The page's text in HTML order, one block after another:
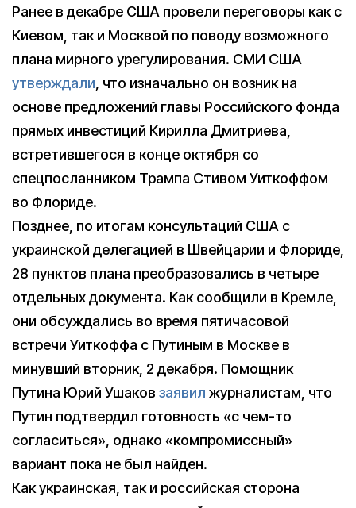
Ранее в декабре США провели переговоры как с
Киевом, так и Москвой по поводу возможного
плана мирного урегулирования. СМИ США
утверждали, что изначально он возник на
основе предложений главы Российского фонда
прямых инвестиций Кирилла Дмитриева,
встретившегося в конце октября со
спецпосланником Трампа Стивом Уиткоффом
во Флориде.
Позднее, по итогам консультаций США с
украинской делегацией в Швейцарии и Флориде,
28 пунктов плана преобразовались в четыре
отдельных документа. Как сообщили в Кремле,
они обсуждались во время пятичасовой
встречи Уиткоффа с Путиным в Москве в
минувший вторник, 2 декабря. Помощник
Путина Юрий Ушаков заявил журналистам, что
Путин подтвердил готовность «с чем-то
согласиться», однако «компромиссный»
вариант пока не был найден.
Как украинская, так и российская сторона